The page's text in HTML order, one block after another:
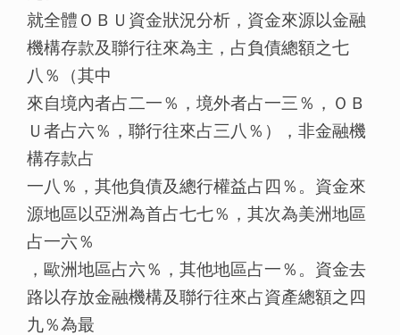
就全體ＯＢＵ資金狀況分析，資金來源以金融
機構存款及聯行往來為主，占負債總額之七
八％（其中
來自境內者占二一％，境外者占一三％，ＯＢ
Ｕ者占六％，聯行往來占三八％），非金融機
構存款占
一八％，其他負債及總行權益占四％。資金來
源地區以亞洲為首占七七％，其次為美洲地區
占一六％
，歐洲地區占六％，其他地區占一％。資金去
路以存放金融機構及聯行往來占資產總額之四
九％為最